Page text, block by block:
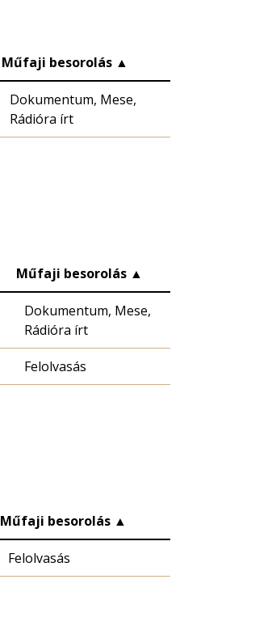
Műfaji besorolás ▲
Dokumentum, Mese,
Rádióra írt
Műfaji besorolás ▲
Dokumentum, Mese,
Rádióra írt
Felolvasás
Műfaji besorolás ▲
Felolvasás